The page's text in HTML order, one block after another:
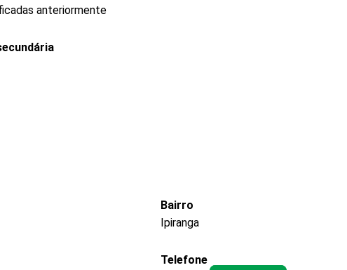
anteriormente
Bairro
Ipiranga
Telefone